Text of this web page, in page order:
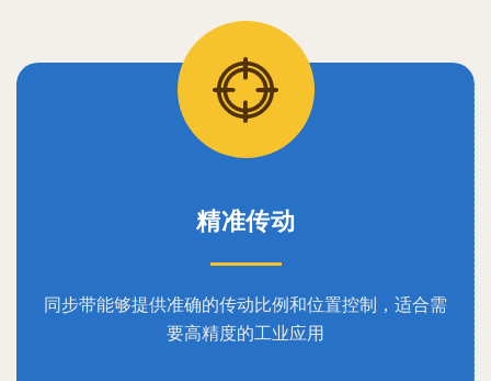
精准传动
同步带能够提供准确的传动比例和位置控制，适合需
要高精度的工业应用